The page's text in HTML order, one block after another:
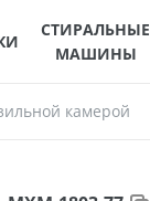
СТИРАЛЬНЫЕ
МАШИНЫ
камерой